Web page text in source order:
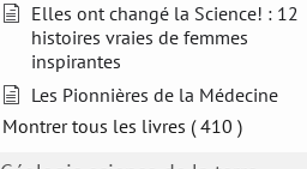
Elles ont changé la Science! : 12
histoires vraies de femmes
inspirantes
Les Pionnières de la Médecine
Montrer tous les livres ( 410 )